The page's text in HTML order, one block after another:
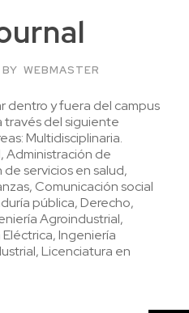
BY WEBMASTER
dentro y fuera del campus
través del siguiente
Multidisciplinaria.
Administración de
servicios en salud,
Comunicación social
pública, Derecho,
Agroindustrial,
Ingeniería
Licenciatura en